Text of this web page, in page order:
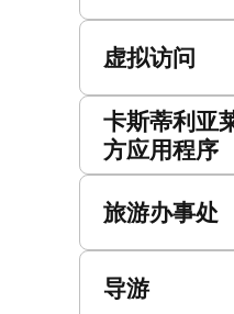
虚拟访问
卡斯蒂利亚
方应用程序
旅游办事处
导游